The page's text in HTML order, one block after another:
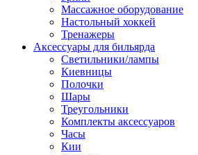
Массажное оборудование
Настольный хоккей
Тренажеры
Аксессуары для бильярда
Светильники/лампы
Киевницы
Полочки
Шары
Треугольники
Комплекты аксессуаров
Часы
Кии